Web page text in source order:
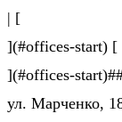
| [
](#offices-start) [
](#offices-
ул. Марченко,